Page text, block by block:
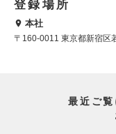
登録場所
本社
〒160-0011 東京都新宿区
最近ご